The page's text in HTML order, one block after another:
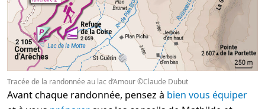
Tracée de la randonnée au lac d’Amour ©Claude Dubut
Avant chaque randonnée, pensez à bien vous équiper